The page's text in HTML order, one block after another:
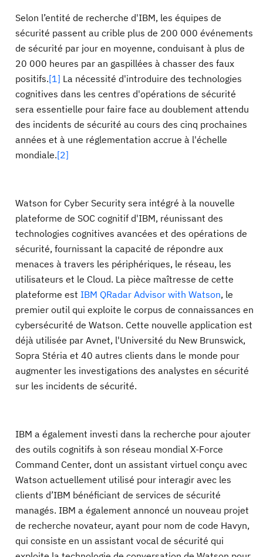
Selon l’entité de recherche d'IBM, les équipes de
sécurité passent au crible plus de 200 000 événements
de sécurité par jour en moyenne, conduisant à plus de
20 000 heures par an gaspillées à chasser des faux
positifs.[1] La nécessité d'introduire des technologies
cognitives dans les centres d'opérations de sécurité
sera essentielle pour faire face au doublement attendu
des incidents de sécurité au cours des cinq prochaines
années et à une réglementation accrue à l'échelle
mondiale.[2]
Watson for Cyber ​​Security sera intégré à la nouvelle
plateforme de SOC cognitif d'IBM, réunissant des
technologies cognitives avancées et des opérations de
sécurité, fournissant la capacité de répondre aux
menaces à travers les périphériques, le réseau, les
utilisateurs et le Cloud. La pièce maîtresse de cette
plateforme est IBM QRadar Advisor with Watson, le
premier outil qui exploite le corpus de connaissances en
cybersécurité de Watson. Cette nouvelle application est
déjà utilisée par Avnet, l'Université du New Brunswick,
Sopra Stéria et 40 autres clients dans le monde pour
augmenter les investigations des analystes en sécurité
sur les incidents de sécurité.
IBM a également investi dans la recherche pour ajouter
des outils cognitifs à son réseau mondial X-Force
Command Center, dont un assistant virtuel conçu avec
Watson actuellement utilisé pour interagir avec les
clients d’IBM bénéficiant de services de sécurité
managés. IBM a également annoncé un nouveau projet
de recherche novateur, ayant pour nom de code Havyn,
qui consiste en un assistant vocal de sécurité qui